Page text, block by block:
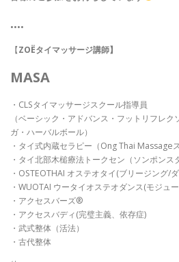
••••
【ZOËタイマッサージ講師】
MASA
・CLSタイマッサージスクール指導員
（ベーシック・アドバンス・フットリフレ
ガ・ハーバルボール）
・タイ式内蔵セラピー（Ong Thai Massage
・タイ北部木槌療法トークセン（ソンポンス
・OSTEOTHAI オステオタイ(ブリージング/
・WUOTAI ウータイオステオダンス(モジュ
・アクセスバーズ®
・アクセスバディ(完璧主義、依存症)
・武式整体（活法）
・古代整体